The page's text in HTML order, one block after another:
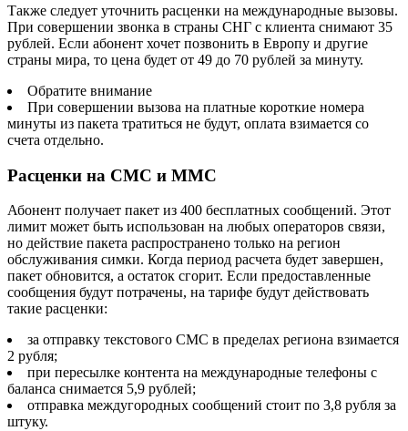
Также следует уточнить расценки на международные вызовы.
При совершении звонка в страны СНГ с клиента снимают 35
рублей. Если абонент хочет позвонить в Европу и другие
страны мира, то цена будет от 49 до 70 рублей за минуту.
Обратите внимание
При совершении вызова на платные короткие номера
минуты из пакета тратиться не будут, оплата взимается со
счета отдельно.
Расценки на СМС и ММС
Абонент получает пакет из 400 бесплатных сообщений. Этот
лимит может быть использован на любых операторов связи,
но действие пакета распространено только на регион
обслуживания симки. Когда период расчета будет завершен,
пакет обновится, а остаток сгорит. Если предоставленные
сообщения будут потрачены, на тарифе будут действовать
такие расценки:
за отправку текстового СМС в пределах региона взимается
2 рубля;
при пересылке контента на международные телефоны с
баланса снимается 5,9 рублей;
отправка междугородных сообщений стоит по 3,8 рубля за
штуку.